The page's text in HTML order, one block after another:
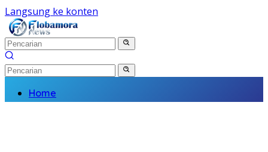
Langsung ke konten
Home
Nasional